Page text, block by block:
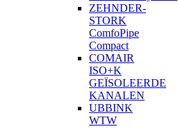
ZEHNDER-
STORK
ComfoPipe
Compact
COMAIR
ISO+K
GEÏSOLEERDE
KANALEN
UBBINK
WTW